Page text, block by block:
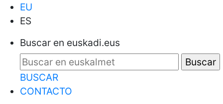
EU
ES
Buscar en euskadi.eus
BUSCAR
CONTACTO